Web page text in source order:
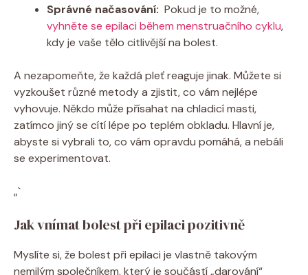
Správné načasování: ​ Pokud⁣ je⁢ to možné,
vyhněte se epilaci během menstruačního cyklu,
kdy je vaše tělo citlivější na‍ bolest.
A nezapomeňte, ​že každá pleť⁣ reaguje jinak. Můžete si
vyzkoušet různé metody a zjistit, co ⁣vám nejlépe
vyhovuje. Někdo ‍může přísahat na chladicí‍ masti,
zatímco ​jiný ⁢se cítí lépe po teplém obkladu. Hlavní je,
abyste si vybrali to, ⁢co vám opravdu pomáhá, a ⁣nebáli
se ⁢experimentovat.
„`
Jak vnímat bolest při epilaci pozitivně
Myslíte si, že bolest při epilaci je vlastně takovým
nemilým společníkem,⁤ který ​je⁣ součástí „darování“